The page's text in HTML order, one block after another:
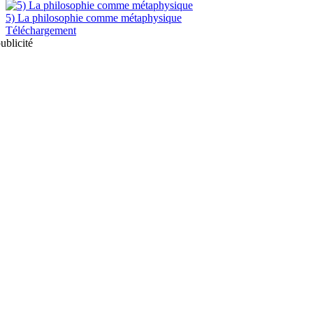
5) La philosophie comme métaphysique
Téléchargement